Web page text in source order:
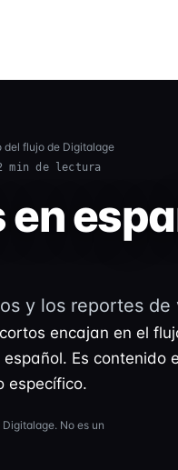
del flujo de Digitalage
min de lectura
y los reportes
encajan en el
Es contenido
específico.
No es un